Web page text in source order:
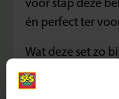
én perfect ter
Wat deze set zo
Realistische